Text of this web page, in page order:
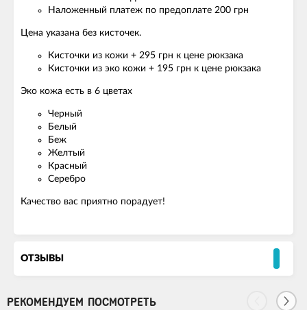
Наложенный платеж по предоплате 200 грн
Цена указана без кисточек.
Кисточки из кожи + 295 грн к цене рюкзака
Кисточки из эко кожи + 195 грн к цене рюкзака
Эко кожа есть в 6 цветах
Черный
Белый
Беж
Желтый
Красный
Серебро
Качество вас приятно порадует!
ОТЗЫВЫ
РЕКОМЕНДУЕМ ПОСМОТРЕТЬ